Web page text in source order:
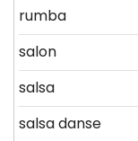
rumba
salon
salsa
salsa danse